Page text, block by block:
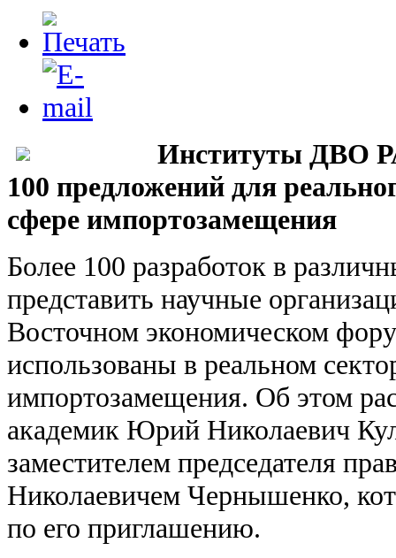
Институты ДВО
100 предложений для
сфере импортозамещения
Более 100 разработок в
представить научные
Восточном экономическом
использованы в реальном
импортозамещения. Об этом
академик Юрий Николаевич
заместителем председателя
Николаевичем Чернышенко,
по его приглашению.